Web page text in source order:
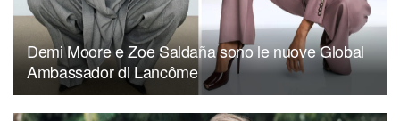
Demi Moore e Zoe Saldaña sono le nuove Global
Ambassador di Lancôme